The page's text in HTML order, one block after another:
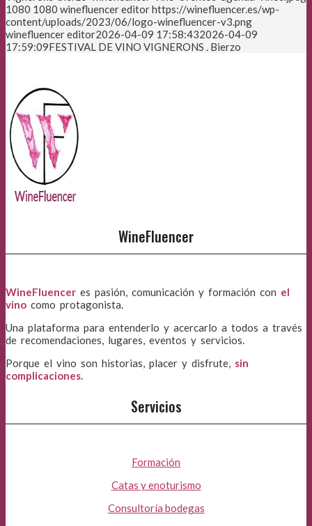
1080 1080 winefluencer editorhttps://winefluencer.es/wp-
content/uploads/2023/06/logo-winefluencer-v3.png
winefluencer editor2026-04-09 17:58:432026-04-09
17:59:09FESTIVAL DE VINO VIGNERONS . Bierzo
WineFluencer
WineFluencer es pasión, comunicación y formación con el
vino como protagonista.
Una plataforma para entenderlo y acercarlo a todos a través
de recomendaciones, lugares, eventos y servicios.
Porque el vino son historias, placer y disfrute, sin
complicaciones.
Servicios
Formación
Catas y enoturismo
Consultoría bodegas